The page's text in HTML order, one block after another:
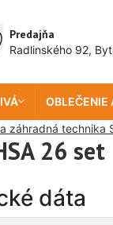
Predajňa
Radlinského 92,
OBLEČENIE
záhradná technika
26 set
dáta